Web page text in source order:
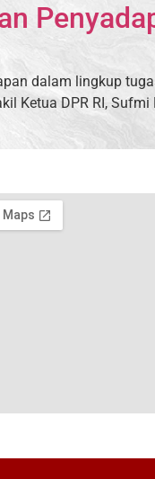
dalam lingkup
Ketua DPR RI, Sufmi